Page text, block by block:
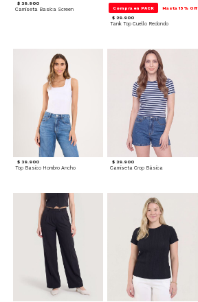
$ 39.900
Camiseta Basica Screen Compra en PACK Hasta 15% Off
$ 29.900
Tank Top Cuello Redondo
$ 39.900
Top Basico Hombro Ancho
$ 39.900
Camiseta Crop Básica